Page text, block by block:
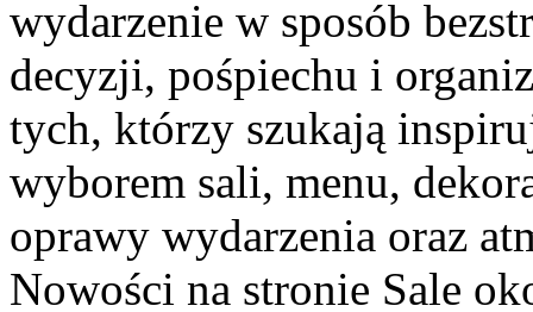
wydarzenie w sposób
decyzji, pośpiechu i
tych, którzy szukają
wyborem sali, menu,
oprawy wydarzenia oraz
Nowości na stronie Sale